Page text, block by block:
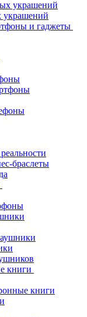
украшений
и гаджеты
браслеты
книги
книги